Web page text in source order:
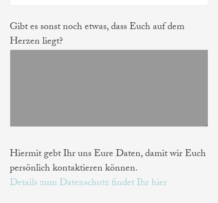
Gibt es sonst noch etwas, dass Euch auf dem
Herzen liegt?
Hiermit gebt Ihr uns Eure Daten, damit wir Euch
persönlich kontaktieren können.
Details zum Datenschutz findet Ihr hier